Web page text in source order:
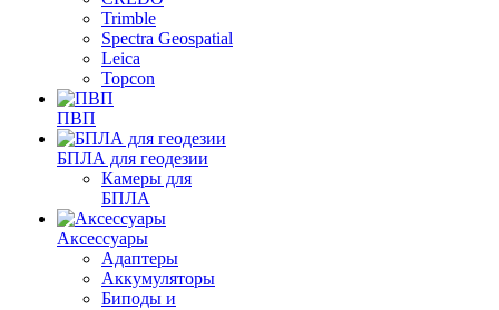
Trimble
Spectra Geospatial
Leica
Topcon
ПВП
БПЛА для геодезии
Камеры для
БПЛА
Аксессуары
Адаптеры
Аккумуляторы
Биподы и